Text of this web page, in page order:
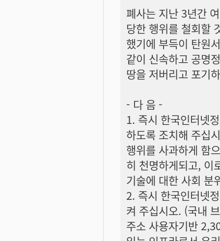
폐사는 지난 3년간
당한 행위를 철회할
했기에 부득이 탄원
같이 신속하고 공명
땅을 저버리고 포기
- 다 음 -
1. 즉시 한국인터넷
하도록 조치해 주십
행위를 사과하게 함
히 천명하게되고, 이
기술에 대한 사회 분
2. 즉시 한국인터넷
켜 주십시오. (국내
주소 사용자기반